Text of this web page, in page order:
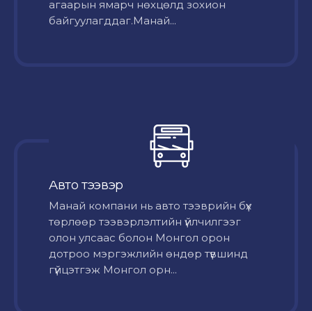
агаарын ямарч нөхцөлд зохион
байгуулагддаг.Манай...
Авто тээвэр
Mанай компани нь авто тээврийн бүх
төрлөөр тээвэрлэлтийн үйлчилгээг
олон улсаас болон Монгол орон
дотроо мэргэжлийн өндөр түвшинд
гүйцэтгэж Монгол орн...